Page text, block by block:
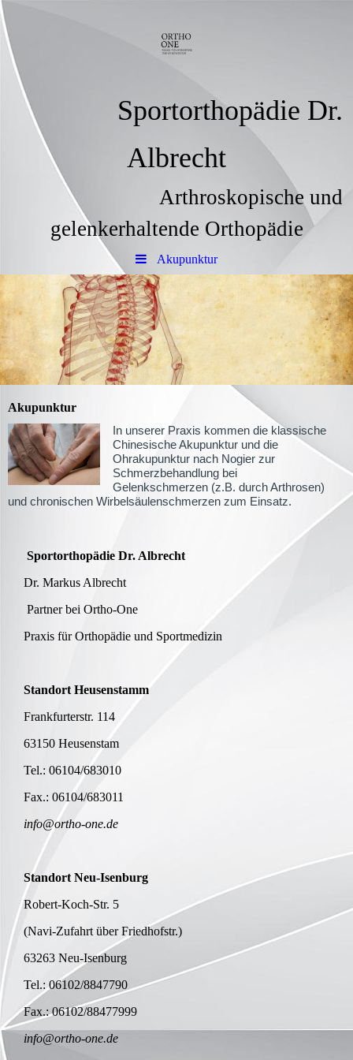
Sportorthopädie Dr.
Albrecht
Arthroskopische und
gelenkerhaltende Orthopädie
Akupunktur
Akupunktur
In unserer Praxis kommen die klassische
Chinesische Akupunktur und die
Ohrakupunktur nach Nogier zur
Schmerzbehandlung bei
Gelenkschmerzen (z.B. durch Arthrosen)
und chronischen Wirbelsäulenschmerzen zum Einsatz.
Sportorthopädie Dr. Albrecht
Dr. Markus Albrecht
Partner bei Ortho-One
Praxis für Orthopädie und Sportmedizin
Standort Heusenstamm
Frankfurterstr. 114
63150 Heusenstam
Tel.: 06104/683010
Fax.: 06104/683011
info@ortho-one.de
Standort Neu-Isenburg
Robert-Koch-Str. 5
(Navi-Zufahrt über Friedhofstr.)
63263 Neu-Isenburg
Tel.: 06102/8847790
Fax.: 06102/88477999
info@ortho-one.de